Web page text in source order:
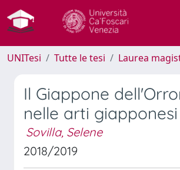
UNITesi Tutte le tesi Laurea
Il Giappone
nelle arti
Sovilla, Selene
2018/2019